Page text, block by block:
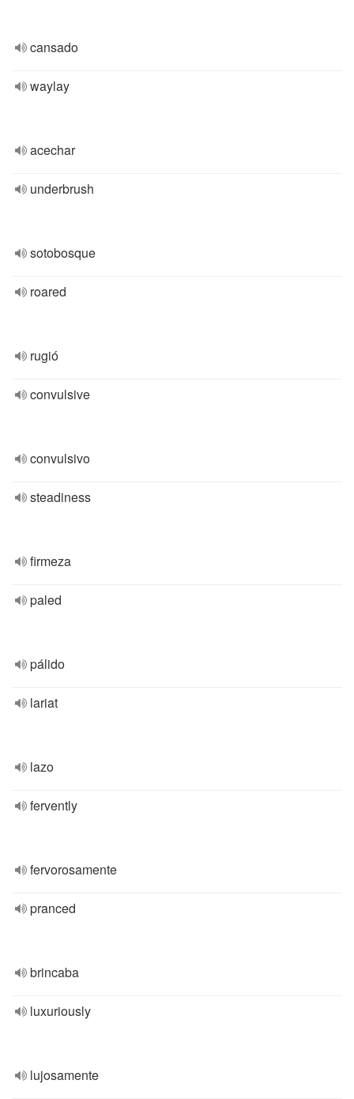
cansado
waylay
acechar
underbrush
sotobosque
roared
rugió
convulsive
convulsivo
steadiness
firmeza
paled
pálido
lariat
lazo
fervently
fervorosamente
pranced
brincaba
luxuriously
lujosamente